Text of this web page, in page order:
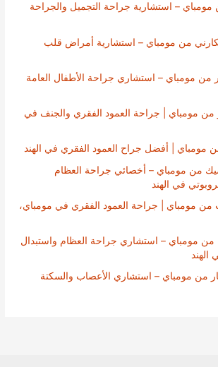
مومباي – استشارية جراحة التجميل والجراحة
من مومباي – استشارية أمراض قلب
من مومباي – استشاري جراحة الأطفال العامة
من مومباي | جراحة العمود الفقري والجنف في
من مومباي | أفضل جراح العمود الفقري في الهند
من مومباي – أخصائي جراحة العظام
في الهند
من مومباي | جراحة العمود الفقري في مومباي،
من مومباي – استشاري جراحة العظام واستبدال
الهند
من مومباي – استشاري الأعصاب والسكتة